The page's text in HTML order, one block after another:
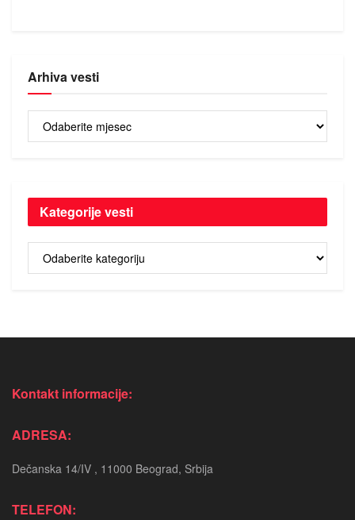
Arhiva vesti
Arhiva
vesti
Kategorije vesti
Kategorije
vesti
Kontakt informacije:
ADRESA:
Dečanska 14/IV , 11000 Beograd, Srbija
TELEFON: